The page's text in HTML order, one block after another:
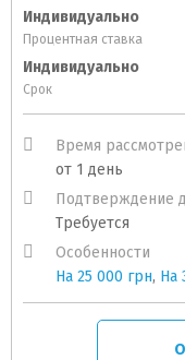
Индивидуально
Процентная ставка
Индивидуально
Срок
Время
от 1 день
Подтверждение
Требуется
Особенности
На 25 000 грн, На